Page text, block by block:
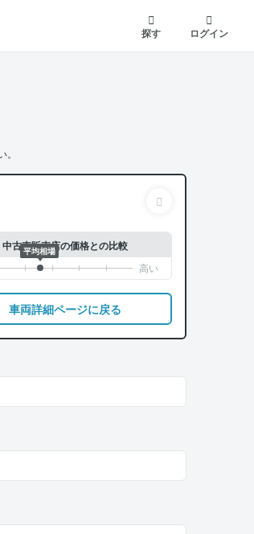
探す
ログイン
中古車販売店の価格との比較
平均相場
車両詳細ページに戻る